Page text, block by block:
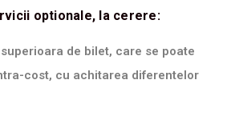
optionale, la cerere:
de bilet, care se poate
cost, cu achitarea diferentelor